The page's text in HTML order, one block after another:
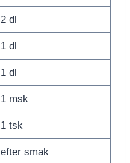
2 dl
1 dl
1 dl
1 msk
1 tsk
efter smak